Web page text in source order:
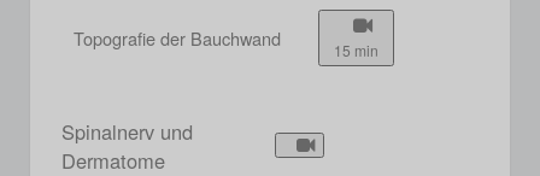
Topografie der Bauchwand 15 min
Spinalnerv und
Dermatome